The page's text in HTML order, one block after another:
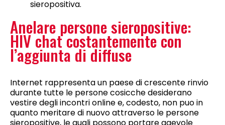
sieropositiva.
Anelare persone sieropositive:
HIV chat costantemente con
l’aggiunta di diffuse
Internet rappresenta un paese di crescente rinvio
durante tutte le persone cosicche desiderano
vestire degli incontri online e, codesto, non puo in
quanto meritare di nuovo attraverso le persone
sieropositive, le quali possono portare agevole